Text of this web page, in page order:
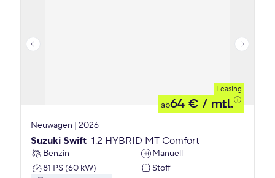
Leasing
ab64 € / mtl.
Neuwagen | 2026
Suzuki Swift 1.2 HYBRID MT Comfort
Benzin
Manuell
81 PS (60 kW)
Stoff